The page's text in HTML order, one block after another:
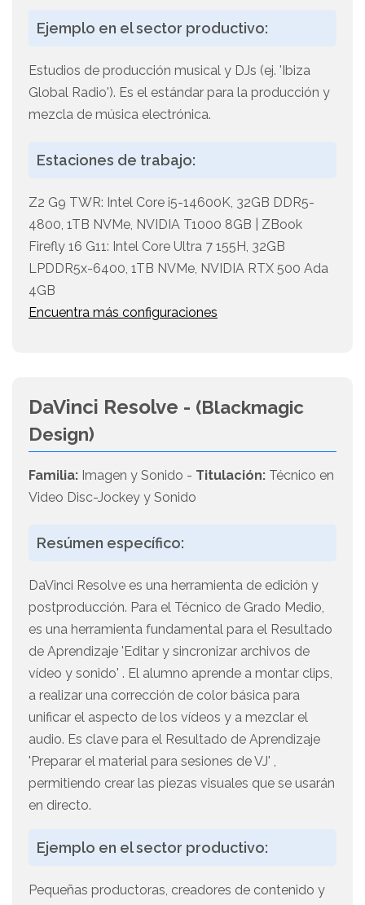
Ejemplo en el sector productivo:
Estudios de producción musical y DJs (ej. 'Ibiza
Global Radio'). Es el estándar para la producción y
mezcla de música electrónica.
Estaciones de trabajo:
Z2 G9 TWR: Intel Core i5-14600K, 32GB DDR5-
4800, 1TB NVMe, NVIDIA T1000 8GB | ZBook
Firefly 16 G11: Intel Core Ultra 7 155H, 32GB
LPDDR5x-6400, 1TB NVMe, NVIDIA RTX 500 Ada
4GB
Encuentra más configuraciones
DaVinci Resolve - (Blackmagic
Design)
Familia: Imagen y Sonido - Titulación: Técnico en
Video Disc-Jockey y Sonido
Resúmen específico:
DaVinci Resolve es una herramienta de edición y
postproducción. Para el Técnico de Grado Medio,
es una herramienta fundamental para el Resultado
de Aprendizaje 'Editar y sincronizar archivos de
vídeo y sonido' . El alumno aprende a montar clips,
a realizar una corrección de color básica para
unificar el aspecto de los vídeos y a mezclar el
audio. Es clave para el Resultado de Aprendizaje
'Preparar el material para sesiones de VJ' ,
permitiendo crear las piezas visuales que se usarán
en directo.
Ejemplo en el sector productivo:
Pequeñas productoras, creadores de contenido y